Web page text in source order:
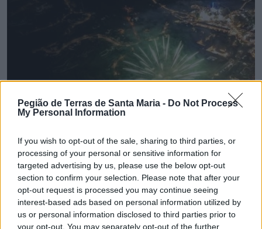
Pegião de Terras de Santa Maria - Do Not Process
My Personal Information
If you wish to opt-out of the sale, sharing to third parties, or
processing of your personal or sensitive information for
targeted advertising by us, please use the below opt-out
section to confirm your selection. Please note that after your
opt-out request is processed you may continue seeing
interest-based ads based on personal information utilized by
us or personal information disclosed to third parties prior to
your opt-out. You may separately opt-out of the further
💶 Quanto Custou? | Fogo de artifício (de 11
minutos) da Feira das Colheitas custa €20.550